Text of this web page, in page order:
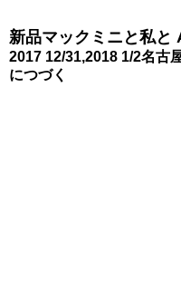
新品マックミニと私
2017 12/31,2018 1/2名古
につづく